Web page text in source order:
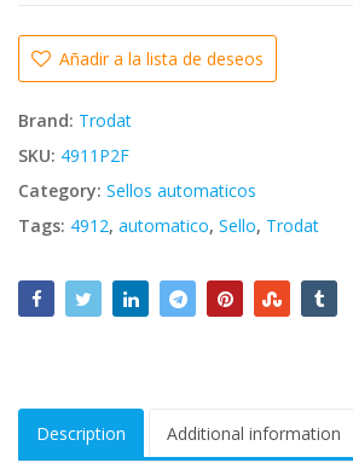
Añadir a la lista de deseos
Brand: Trodat
SKU: 4911P2F
Category: Sellos automaticos
Tags: 4912, automatico, Sello, Trodat
Description Additional information